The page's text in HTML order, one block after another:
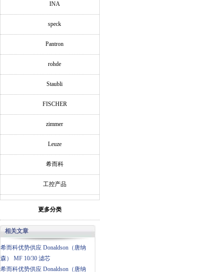
INA
speck
Pantron
rohde
Staubli
FISCHER
zimmer
Leuze
希而科
工控产品
更多分类
相关文章
希而科优势供应 Donaldson（唐纳
森） MF 10/30 滤芯
希而科优势供应 Donaldson（唐纳